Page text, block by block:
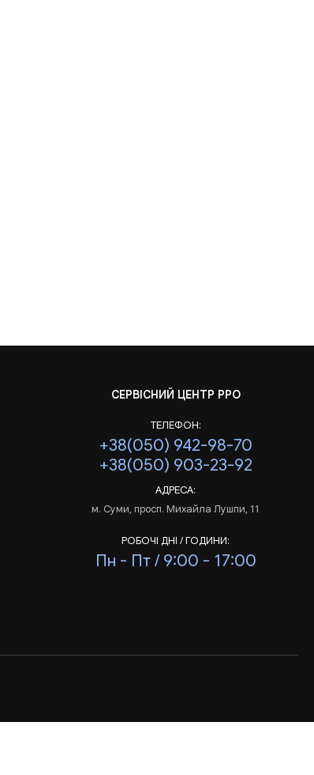
СЕРВІСНИЙ ЦЕНТР РРО
ТЕЛЕФОН:
+38(050) 942-98-70
+38(050) 903-23-92
АДРЕСА:
м. Суми, просп. Михайла Лушпи, 11
РОБОЧІ ДНІ / ГОДИНИ:
Пн - Пт / 9:00 - 17:00